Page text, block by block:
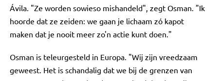
Ávila. "Ze worden sowieso mishandeld", zegt Osman. "Ik
hoorde dat ze zeiden: we gaan je lichaam zó kapot
maken dat je nooit meer zo'n actie kunt doen."
Osman is teleurgesteld in Europa. "Wij zijn vreedzaam
geweest. Het is schandalig dat we bij de grenzen van